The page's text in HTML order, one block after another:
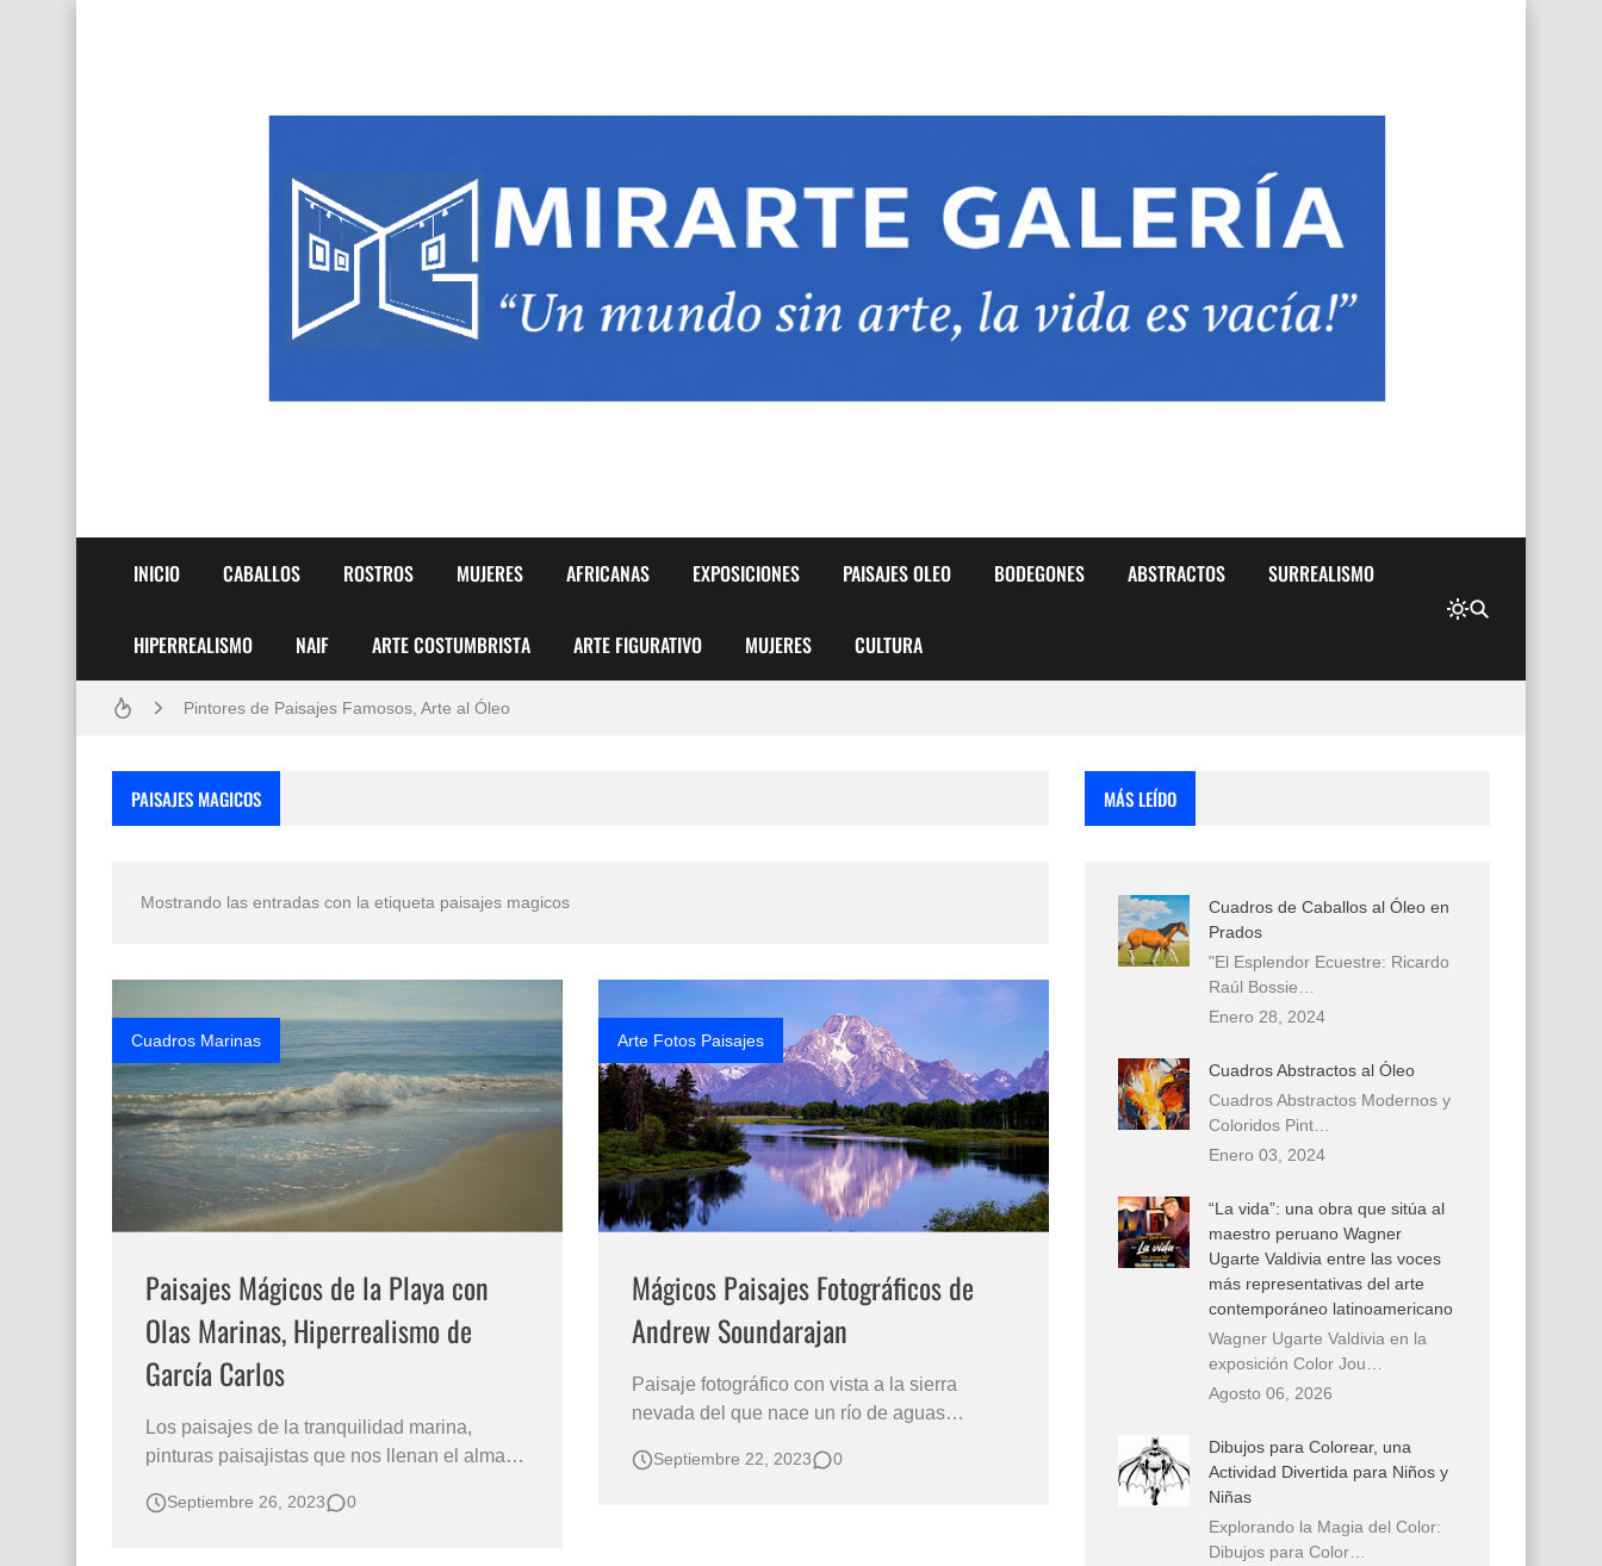
INICIO CABALLOS ROSTROS MUJERES AFRICANAS EXPOSICIONES PAISAJES OLEO BODEGONES ABSTRACTOS SURREALISMO
HIPERREALISMO NAIF ARTE COSTUMBRISTA ARTE FIGURATIVO MUJERES CULTURA
Frutas y Flores Para Colorear Imágenes
Pintores de Paisajes Famosos, Arte al Óleo
Rostros Bellos, La Perfección del Dibujo A Lápiz, Biryulina Vita
Fotos Artísticas de las Actrices de Hollywood Más Bellas del Mundo
Que significan los cuadros de negras africanas?
El mundo del arte en pintura surrealista
PAISAJES MAGICOS
Mostrando las entradas con la etiqueta paisajes magicos
Cuadros Marinas
Paisajes Mágicos de la Playa con
Olas Marinas, Hiperrealismo de
García Carlos
Los paisajes de la tranquilidad marina,
pinturas paisajistas que nos llenan el alma
de Carlos García pintor
Septiembre 26, 2023 0
Arte Fotos Paisajes
Mágicos Paisajes Fotográficos de
Andrew Soundarajan
Paisaje fotográfico con vista a la sierra
nevada del que nace un río de aguas
vegetación verde. La naturaleza en los
Septiembre 22, 2023 0
MÁS LEÍDO
Cuadros de Caballos al Óleo en
Prados
"El Esplendor Ecuestre: Ricardo
Raúl Bossie…
Enero 28, 2024
Cuadros Abstractos al Óleo
Cuadros Abstractos Modernos y
Coloridos Pint…
Enero 03, 2024
“La vida”: una obra que sitúa al
maestro peruano Wagner
Ugarte Valdivia entre las voces
más representativas del arte
contemporáneo latinoamericano
Wagner Ugarte Valdivia en la
exposición Color Jou…
Agosto 06, 2026
Dibujos para Colorear, una
Actividad Divertida para Niños y
Niñas
Explorando la Magia del Color:
Dibujos para Color…